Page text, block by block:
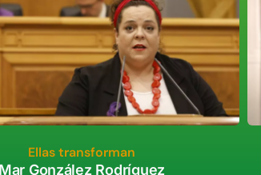
Ellas transforman
Mar González Rodríguez